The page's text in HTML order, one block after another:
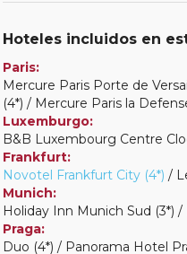
Hoteles incluidos en
Paris:
Mercure Paris Porte de
(4*) / Mercure Paris la
Luxemburgo:
B&B Luxembourg Centre
Frankfurt:
Novotel Frankfurt City (4*) /
Munich:
Holiday Inn Munich Sud (3*)
Praga:
Duo (4*) / Panorama Hotel